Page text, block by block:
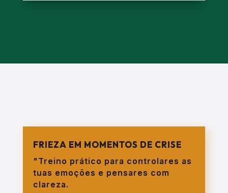
FRIEZA EM MOMENTOS DE CRISE
"Treino prático para controlares as
tuas emoções e pensares com
clareza.